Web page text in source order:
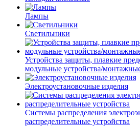
Лампы
Светильники
Устройства защиты, плавкие
модульные устройства/
Электроустановочные изделия
Системы распределения
распределительные устройства